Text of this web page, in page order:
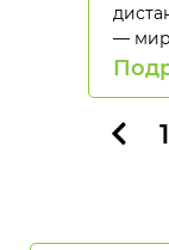
— мир
1